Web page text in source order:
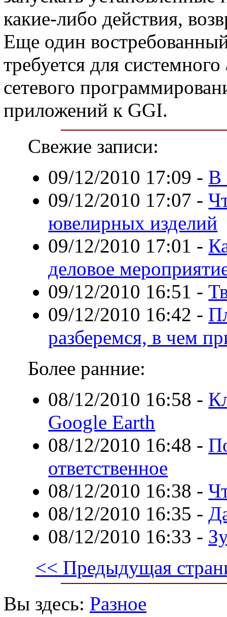
какие-либо действия,
Еще один
требуется для
сетевого
приложений к GGI.
Свежие записи:
09/12/2010 17:09 - В
09/12/2010 17:07 -
ювелирных изделий
09/12/2010 17:01 -
деловое
09/12/2010 16:51 -
09/12/2010 16:42 -
разберемся, в чем
Более ранние:
08/12/2010 16:58 -
Google Earth
08/12/2010 16:48 -
ответственное
08/12/2010 16:38 -
08/12/2010 16:35 -
08/12/2010 16:33 -
<< Предыдущая
Вы здесь: Разное